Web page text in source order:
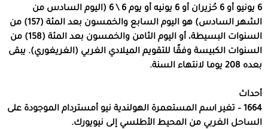
6 يونيو أو 6 حُزيران أو 6 يونيه أو يوم 6 \ 6 (اليوم السادس من
الشهر السادس) هو اليوم السابع والخمسون بعد المئة (157) من
السنوات البسيطة، أو اليوم الثامن والخمسون بعد المئة (158) من
السنوات الكبيسة وفقًا للتقويم الميلادي الغربي (الغريغوري). يبقى
بعده 208 يوما لانتهاء السنة.
أحداث
1664 – تغير اسم المستعمرة الهولندية نيو أمستردام الموجودة على
الساحل الغربي من المحيط الأطلسي إلى نيويورك.